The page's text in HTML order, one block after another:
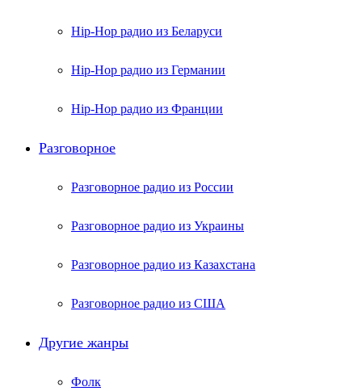
Hip-Hop радио из Беларуси
Hip-Hop радио из Германии
Hip-Hop радио из Франции
Разговорное
Разговорное радио из России
Разговорное радио из Украины
Разговорное радио из Казахстана
Разговорное радио из США
Другие жанры
Фолк